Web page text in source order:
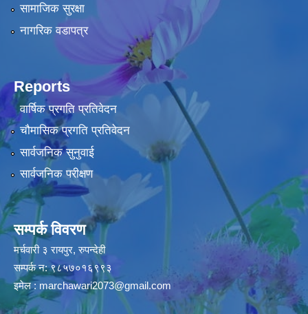
सामाजिक सुरक्षा
नागरिक वडापत्र
Reports
वार्षिक प्रगति प्रतिवेदन
चौमासिक प्रगति प्रतिवेदन
सार्वजनिक सुनुवाई
सार्वजनिक परीक्षण
सम्पर्क विवरण
मर्चवारी ३ रायपुर, रुपन्देही
सम्पर्क न: ९८५७०१६९९३
इमेल : marchawari2073@gmail.com